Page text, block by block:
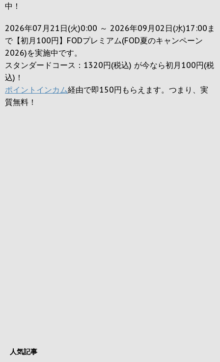
中！
2026年07月21日(火)0:00 ～ 2026年09月02日(水)17:00ま
で【初月100円】FODプレミアム(FOD夏のキャンペーン
2026)を実施中です。
スタンダードコース：1320円(税込) が今なら初月100円(税
込)！
ポイントインカム経由で即150円もらえます。つまり、実
質無料！
人気記事